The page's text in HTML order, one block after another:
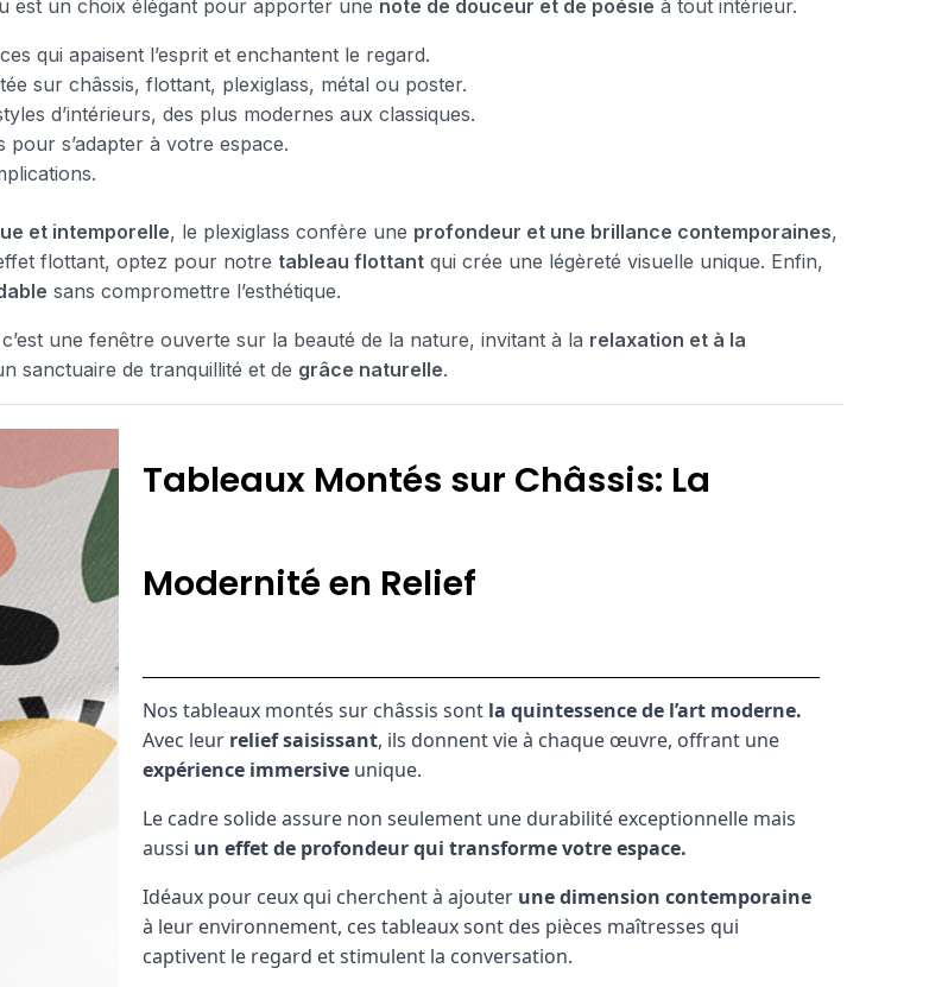
est un choix élégant pour apporter une note de douceur et de poésie à tout intérieur.
qui apaisent l’esprit et enchantent le regard.
sur châssis, flottant, plexiglass, métal ou poster.
d’intérieurs, des plus modernes aux classiques.
pour s’adapter à votre espace.
et intemporelle, le plexiglass confère une profondeur et une brillance contemporaines,
flottant, optez pour notre tableau flottant qui crée une légèreté visuelle unique. Enfin,
sans compromettre l’esthétique.
une fenêtre ouverte sur la beauté de la nature, invitant à la relaxation et à la
sanctuaire de tranquillité et de grâce naturelle.
Tableaux Montés sur Châssis: La
Modernité en Relief
Nos tableaux montés sur châssis sont la quintessence de l’art moderne.
Avec leur relief saisissant, ils donnent vie à chaque œuvre, offrant une
expérience immersive unique.
Le cadre solide assure non seulement une durabilité exceptionnelle mais
aussi un effet de profondeur qui transforme votre espace.
Idéaux pour ceux qui cherchent à ajouter une dimension contemporaine
à leur environnement, ces tableaux sont des pièces maîtresses qui
captivent le regard et stimulent la conversation.